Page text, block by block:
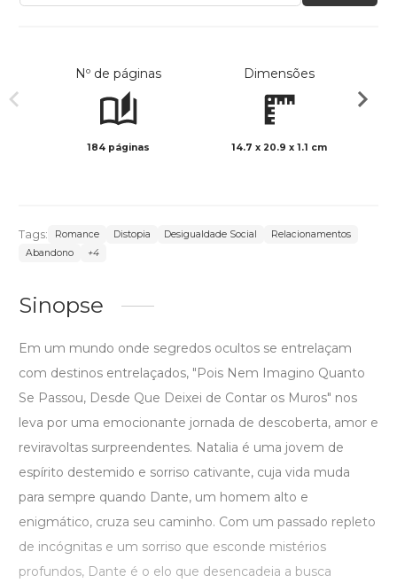
Nº de páginas
184 páginas
Dimensões
14.7 x 20.9 x 1.1 cm
Tags: Romance Distopia Desigualdade Social
Relacionamentos
Abandono
+4
Sinopse
Em um mundo onde segredos ocultos se entrelaçam
com destinos entrelaçados, "Pois Nem Imagino Quanto
Se Passou, Desde Que Deixei de Contar os Muros" nos
leva por uma emocionante jornada de descoberta, amor e
reviravoltas surpreendentes. Natalia é uma jovem de
espírito destemido e sorriso cativante, cuja vida muda
para sempre quando Dante, um homem alto e
enigmático, cruza seu caminho. Com um passado repleto
de incógnitas e um sorriso que esconde mistérios
profundos, Dante é o elo que desencadeia a busca